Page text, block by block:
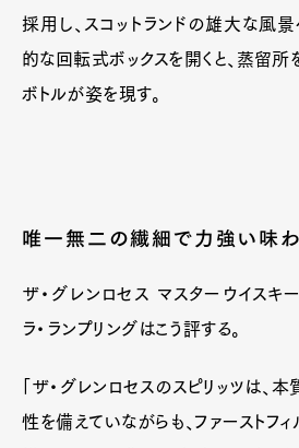
採用し、スコットランドの雄大な風
的な回転式ボックスを開くと、蒸留所
ボトルが姿を現す。
唯一無二の繊細で力強い味
ザ・グレンロセス マスターウイスキ
ラ・ランプリングはこう評する。
「ザ・グレンロセスのスピリッツは
性を備えていながらも、ファーストフ